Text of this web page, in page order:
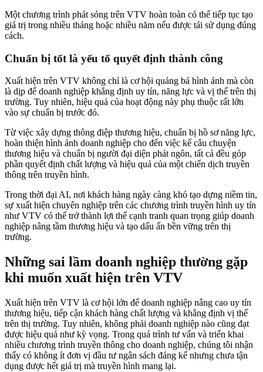
Một chương trình phát sóng trên VTV hoàn toàn có thể tiếp tục tạo
giá trị trong nhiều tháng hoặc nhiều năm nếu được tái sử dụng đúng
cách.
Chuẩn bị tốt là yếu tố quyết định thành công
Xuất hiện trên VTV không chỉ là cơ hội quảng bá hình ảnh mà còn
là dịp để doanh nghiệp khẳng định uy tín, năng lực và vị thế trên thị
trường. Tuy nhiên, hiệu quả của hoạt động này phụ thuộc rất lớn
vào sự chuẩn bị trước đó.
Từ việc xây dựng thông điệp thương hiệu, chuẩn bị hồ sơ năng lực,
hoàn thiện hình ảnh doanh nghiệp cho đến việc kể câu chuyện
thương hiệu và chuẩn bị người đại diện phát ngôn, tất cả đều góp
phần quyết định chất lượng và hiệu quả của một chiến dịch truyền
thông trên truyền hình.
Trong thời đại AI, nơi khách hàng ngày càng khó tạo dựng niềm tin,
sự xuất hiện chuyên nghiệp trên các chương trình truyền hình uy tín
như VTV có thể trở thành lợi thế cạnh tranh quan trọng giúp doanh
nghiệp nâng tầm thương hiệu và tạo dấu ấn bền vững trên thị
trường.
Những sai lầm doanh nghiệp thường gặp
khi muốn xuất hiện trên VTV
Xuất hiện trên VTV là cơ hội lớn để doanh nghiệp nâng cao uy tín
thương hiệu, tiếp cận khách hàng chất lượng và khẳng định vị thế
trên thị trường. Tuy nhiên, không phải doanh nghiệp nào cũng đạt
được hiệu quả như kỳ vọng. Trong quá trình tư vấn và triển khai
nhiều chương trình truyền thông cho doanh nghiệp, chúng tôi nhận
thấy có không ít đơn vị đầu tư ngân sách đáng kể nhưng chưa tận
dụng được hết giá trị mà truyền hình mang lại.